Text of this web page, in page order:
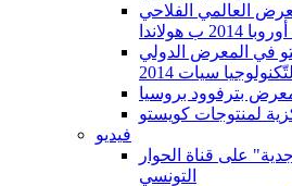
العالمي الفلاحي
ب هولاندا
في المعرض الدولي
سيات 2014
بترفوود بروسيا
لمنتوجات كويستو
فيديو
على قناة الحوار
التونسي